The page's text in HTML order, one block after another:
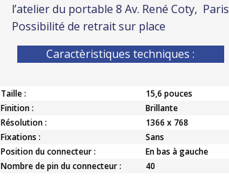
l’atelier du portable 8 Av. René Coty, Paris
Possibilité de retrait sur place
Caractèristiques techniques :
Taille :
15,6 pouces
Finition :
Brillante
Résolution :
1366 x 768
Fixations :
Sans
Position du connecteur :
En bas à gauche
Nombre de pin du connecteur :
40